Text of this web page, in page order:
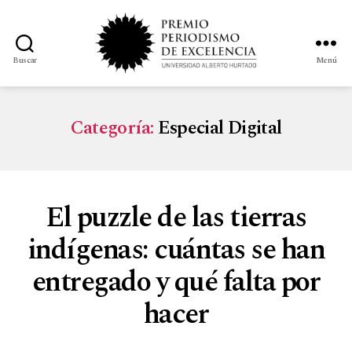
Buscar Menú
Categoría:Especial Digital
El puzzle de las tierras
indígenas: cuántas se han
entregado y qué falta por
hacer